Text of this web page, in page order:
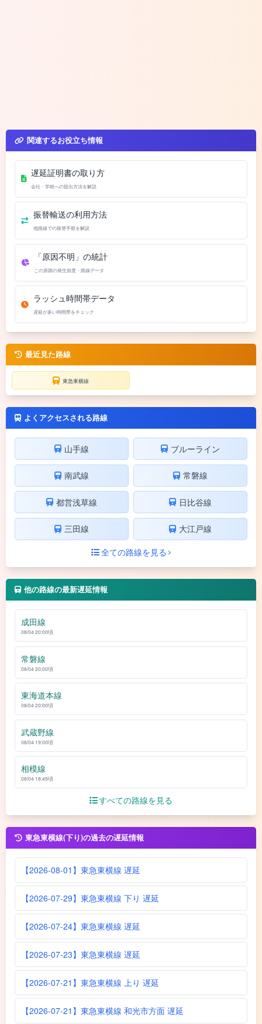
関連するお役立ち情報
遅延証明書の取り方
会社・学校への提出方法を解説
振替輸送の利用方法
他路線での振替手順を解説
「原因不明」の統計
この原因の発生頻度・路線データ
ラッシュ時間帯データ
遅延が多い時間帯をチェック
最近見た路線
東急東横線
よくアクセスされる路線
山手線 ブルーライン
南武線 常磐線
都営浅草線 日比谷線
三田線
大江戸線
全ての路線を見る
他の路線の最新遅延情報
成田線
08/04 20:00頃
常磐線
08/04 20:00頃
東海道本線
08/04 20:00頃
武蔵野線
08/04 19:00頃
相模線
08/04 18:45頃
すべての路線を見る
東急東横線(下り)の過去の遅延情報
【2026-08-01】東急東横線 遅延
【2026-07-29】東急東横線 下り 遅延
【2026-07-24】東急東横線 遅延
【2026-07-23】東急東横線 遅延
【2026-07-21】東急東横線 上り 遅延
【2026-07-21】東急東横線 和光市方面 遅延